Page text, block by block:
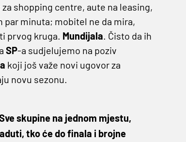
shopping centre, aute na leasing,
par minuta; mobitel ne da mira,
prvog kruga. Mundijala . Čisto da ih
SP-a sudjelujemo na poziv
koji još važe novi ugovor za
novu sezonu.
skupine na jednom mjestu,
tko će do finala i brojne